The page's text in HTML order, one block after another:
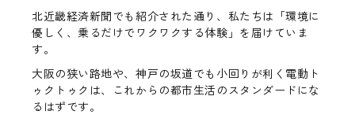
北近畿経済新聞でも紹介された通り、私たちは「環境に
優しく、乗るだけでワクワクする体験」を届けていま
す。
大阪の狭い路地や、神戸の坂道でも小回りが利く電動ト
ゥクトゥクは、これからの都市生活のスタンダードにな
るはずです。